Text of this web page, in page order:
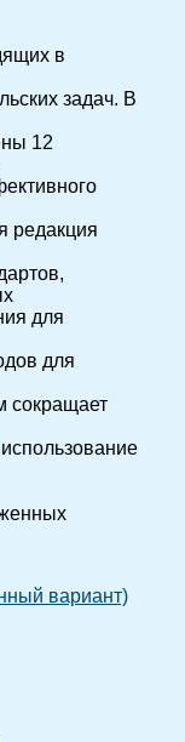
в
задач. В
12
редакция
для
для
сокращает
вариант)